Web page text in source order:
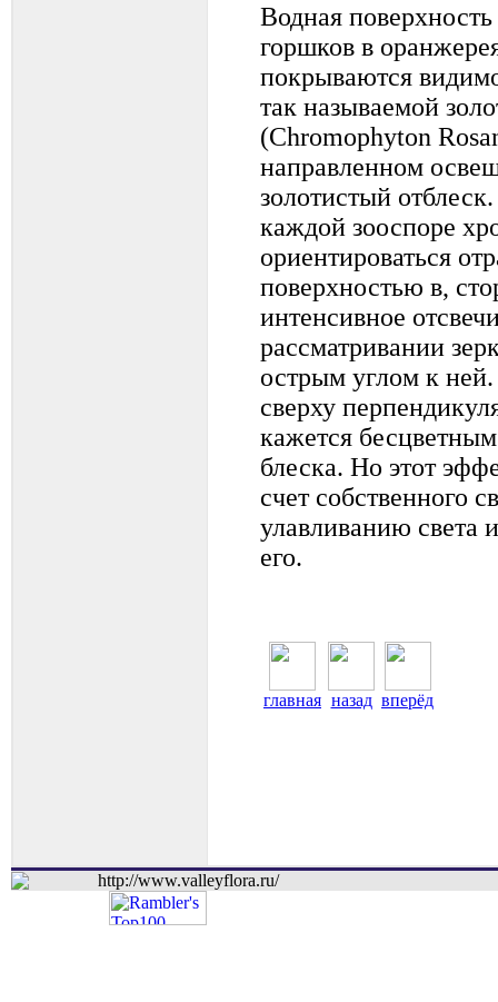
Водная
горшков в
покрываются
так называемой
(Chromophyton
направленном
золотистый
каждой зооспоре
ориентироваться
поверхностью в,
интенсивное
рассматривании
острым углом к
сверху
кажется
блеска. Но этот
счет собственного
улавливанию света
его.
главная назад вперёд
http://www.valleyflora.ru/